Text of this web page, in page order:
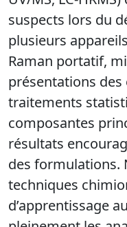
suspects lors du
plusieurs
Raman portatif,
présentations des
traitements
composantes
résultats
des formulations.
techniques
d’apprentissage